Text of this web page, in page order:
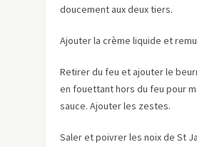
doucement aux deux tiers.
Ajouter la crème liquide et
Retirer du feu et ajouter le
en fouettant hors du feu pour
sauce. Ajouter les zestes.
Saler et poivrer les noix de St